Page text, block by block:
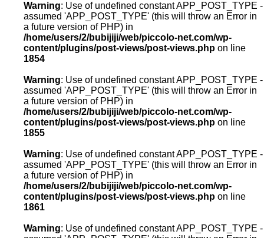
Warning: Use of undefined constant APP_POST_TYPE -
assumed 'APP_POST_TYPE' (this will throw an Error in
a future version of PHP) in
/home/users/2/bubijiji/web/piccolo-net.com/wp-
content/plugins/post-views/post-views.php on line
1854
Warning: Use of undefined constant APP_POST_TYPE -
assumed 'APP_POST_TYPE' (this will throw an Error in
a future version of PHP) in
/home/users/2/bubijiji/web/piccolo-net.com/wp-
content/plugins/post-views/post-views.php on line
1855
Warning: Use of undefined constant APP_POST_TYPE -
assumed 'APP_POST_TYPE' (this will throw an Error in
a future version of PHP) in
/home/users/2/bubijiji/web/piccolo-net.com/wp-
content/plugins/post-views/post-views.php on line
1861
Warning: Use of undefined constant APP_POST_TYPE -